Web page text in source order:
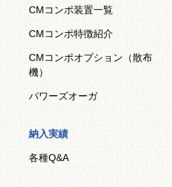
CMコンポ装置一覧
CMコンポ特徴紹介
CMコンポオプション（散布
機）
パワーズオーガ
納入実績
各種Q&A